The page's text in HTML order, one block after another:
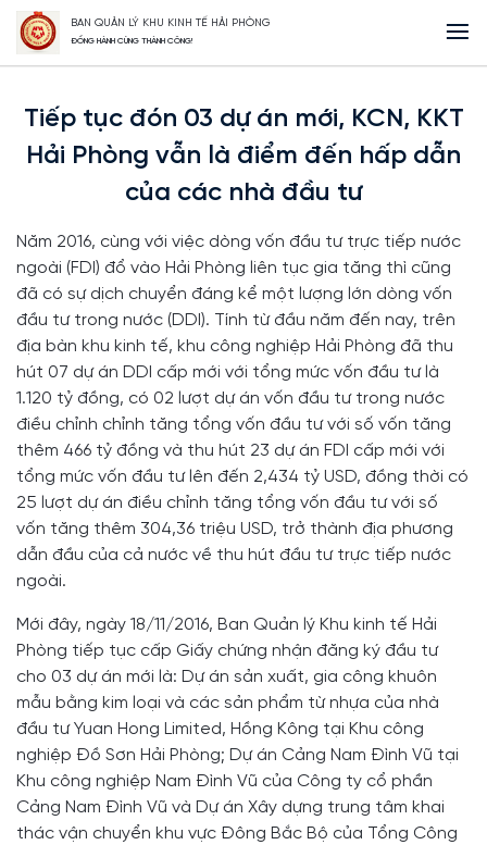
BAN QUẢN LÝ KHU KINH TẾ HẢI PHÒNG
ĐỒNG HÀNH CÙNG THÀNH CÔNG!
Trang Chủ
Tiếp tục đón 03 dự án mới, KCN, KKT Hải Phòng vẫn là điểm
đến hấp dẫn của các nhà đầu tư
Tiếp tục đón 03 dự án mới, KCN, KKT
Hải Phòng vẫn là điểm đến hấp dẫn
của các nhà đầu tư
Năm 2016, cùng với việc dòng vốn đầu tư trực tiếp nước
ngoài (FDI) đổ vào Hải Phòng liên tục gia tăng thì cũng
đã có sự dịch chuyển đáng kể một lượng lớn dòng vốn
đầu tư trong nước (DDI). Tính từ đầu năm đến nay, trên
địa bàn khu kinh tế, khu công nghiệp Hải Phòng đã thu
hút 07 dự án DDI cấp mới với tổng mức vốn đầu tư là
1.120 tỷ đồng, có 02 lượt dự án vốn đầu tư trong nước
điều chỉnh chỉnh tăng tổng vốn đầu tư với số vốn tăng
thêm 466 tỷ đồng và thu hút 23 dự án FDI cấp mới với
tổng mức vốn đầu tư lên đến 2,434 tỷ USD, đồng thời có
25 lượt dự án điều chỉnh tăng tổng vốn đầu tư với số
vốn tăng thêm 304,36 triệu USD, trở thành địa phương
dẫn đầu của cả nước về thu hút đầu tư trực tiếp nước
ngoài.
Mới đây, ngày 18/11/2016, Ban Quản lý Khu kinh tế Hải
Phòng tiếp tục cấp Giấy chứng nhận đăng ký đầu tư
cho 03 dự án mới là: Dự án sản xuất, gia công khuôn
mẫu bằng kim loại và các sản phẩm từ nhựa của nhà
đầu tư Yuan Hong Limited, Hồng Kông tại Khu công
nghiệp Đồ Sơn Hải Phòng; Dự án Cảng Nam Đình Vũ tại
Khu công nghiệp Nam Đình Vũ của Công ty cổ phần
Cảng Nam Đình Vũ và Dự án Xây dựng trung tâm khai
thác vận chuyển khu vực Đông Bắc Bộ của Tổng Công